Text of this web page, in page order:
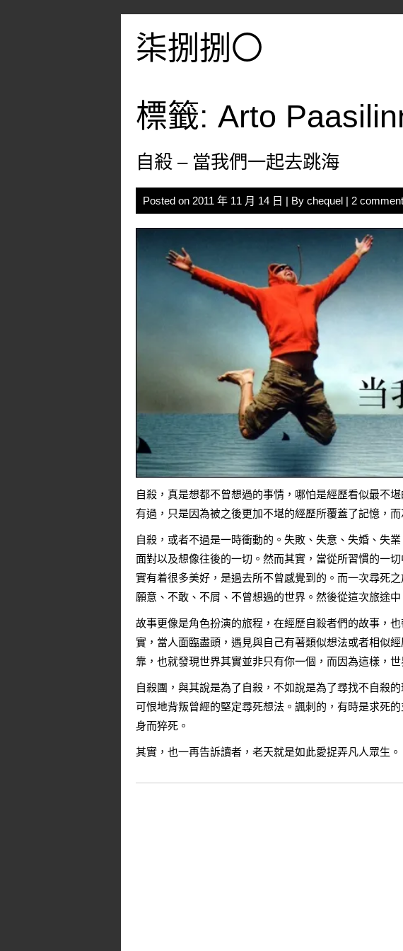
柒捌捌〇
標籤: Arto
自殺 – 當我們一起去跳海
Posted on 2011 年 11 月 14 日 | By chequel | 2
自殺，真是想都不曾想過的事情，哪怕是經歷看似最不
有過，只是因為被之後更加不堪的經歷所覆蓋了記憶，而
自殺，或者不過是一時衝動的。失敗、失意、失婚、失
面對以及想像往後的一切。然而其實，當從所習慣的一
實有着很多美好，是過去所不曾感覺到的。而一次尋死
願意、不敢、不屑、不曾想過的世界。然後從這次旅途
故事更像是角色扮演的旅程，在經歷自殺者們的故事，
實，當人面臨盡頭，遇見與自己有著類似想法或者相似
靠，也就發現世界其實並非只有你一個，而因為這樣，
自殺團，與其說是為了自殺，不如說是為了尋找不自殺
可恨地背叛曾經的堅定尋死想法。諷刺的，有時是求死
身而猝死。
其實，也一再告訴讀者，老天就是如此愛捉弄凡人眾生。